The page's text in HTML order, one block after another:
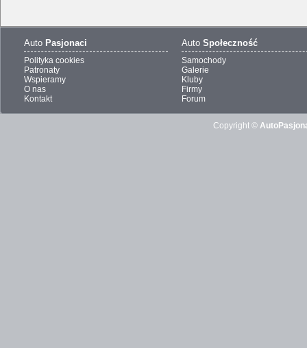
Auto Pasjonaci
Polityka cookies
Patronaty
Wspieramy
O nas
Kontakt
Auto Społeczność
Samochody
Galerie
Kluby
Firmy
Forum
Copyright ©